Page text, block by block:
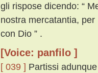
gli rispose dicendo: “
nostra mercatantia,
con Dio ” .
[Voice: panfilo ]
[ 039 ] Partissi